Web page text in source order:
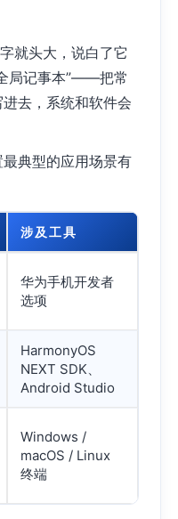
就头大，说白了它
局记事本”——把常
去，系统和软件会
典型的应用场景有
涉及工具
华为手机开发者
选项
HarmonyOS
NEXT SDK、
Android Studio
Windows /
macOS / Linux
终端